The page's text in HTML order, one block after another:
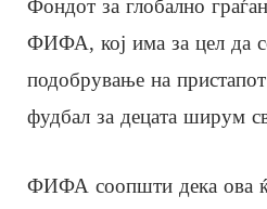
Фондот за глобално
ФИФА, кој има за цел да
подобрување на
фудбал за децата ширум
ФИФА соопшти дека ова